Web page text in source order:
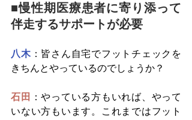
■慢性期医療患者に寄り添って
伴走するサポートが必要
八木：皆さん自宅でフットチェックを
きちんとやっているのでしょうか？
石田
：やっている方もいれば、やって
いない方もいます。これまではフット